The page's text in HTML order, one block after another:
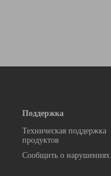
Поддержка
Техническая поддержка
продуктов
Сообщить о нарушениях